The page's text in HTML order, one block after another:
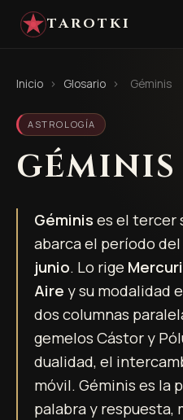
TAROTKI
Inicio › Glosario › Géminis
ASTROLOGÍA
GÉMINIS
Géminises el tercer
abarca el período del
junio. Lo rige
Airey su modalidad
dos columnas
gemelos Cástor y
dualidad, el
móvil. Géminis es la
palabra y respuesta,